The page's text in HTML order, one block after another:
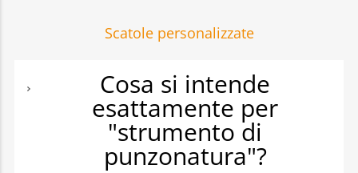
Scatole personalizzate
Cosa si intende
esattamente per
"strumento di
punzonatura"?